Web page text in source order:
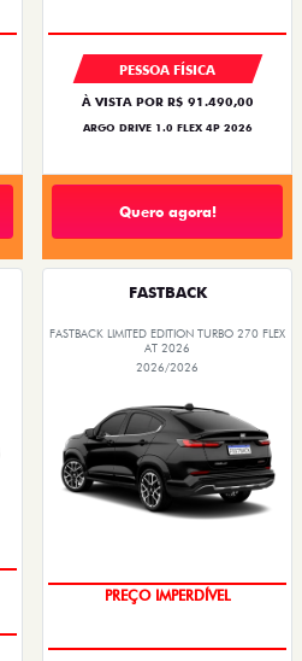
PESSOA FÍSICA
À VISTA POR R$ 91.490,00
ARGO DRIVE 1.0 FLEX 4P 2026
Quero agora!
FASTBACK
FASTBACK LIMITED EDITION TURBO 270 FLEX
AT 2026
2026/2026
COM USADO NA TROCA